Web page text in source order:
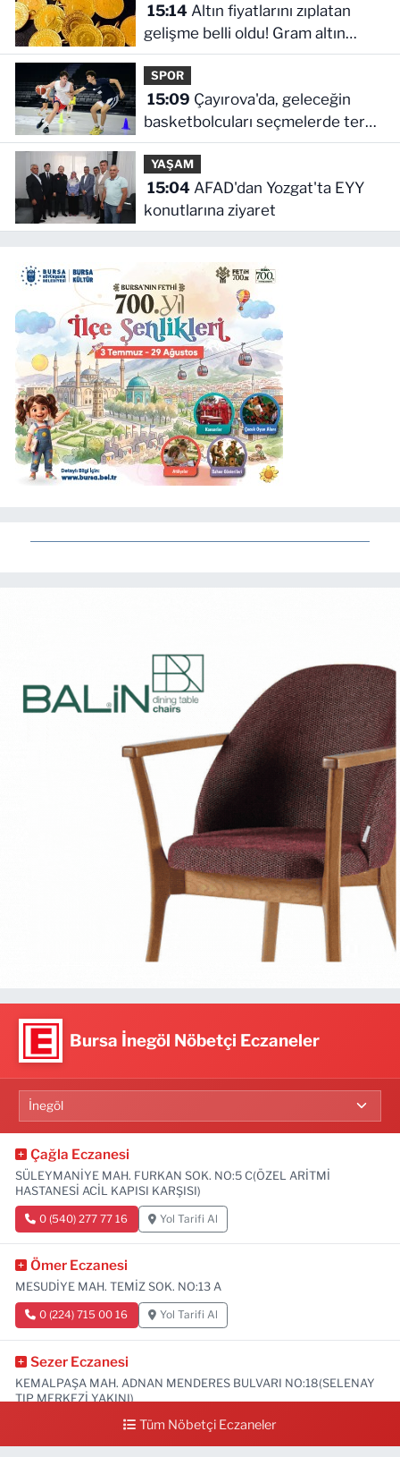
15:14Altın fiyatlarını zıplatan
gelişme belli oldu! Gram altın
yeniden fırladı
SPOR
15:09
basketbolcuları seçmelerde ter
döktü
YAŞAM
15:04AFAD'dan Yozgat'ta EYY
konutlarına ziyaret
Bursa İnegöl Nöbetçi Eczaneler
Çağla Eczanesi
SÜLEYMANİYE MAH. FURKAN SOK. NO:5 C(ÖZEL ARİTMİ
HASTANESİ ACİL KAPISI KARŞISI)
0 (540) 277 77 16 Yol Tarifi Al
Ömer Eczanesi
MESUDİYE MAH. TEMİZ SOK. NO:13 A
0 (224) 715 00 16 Yol Tarifi Al
Sezer Eczanesi
KEMALPAŞA MAH. ADNAN MENDERES BULVARI NO:18(SELENAY
TIP MERKEZİ YAKINI)
0 (224) 711 64 49 Yol Tarifi Al
Tüm Nöbetçi Eczaneler